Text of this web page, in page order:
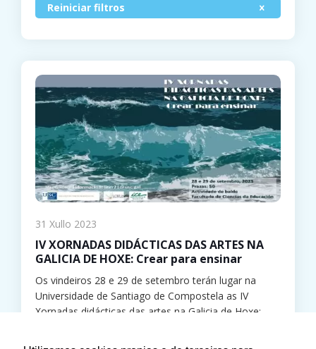
Reiniciar filtros
31 Xullo 2023
IV XORNADAS DIDÁCTICAS DAS ARTES NA
GALICIA DE HOXE: Crear para ensinar
Os vindeiros 28 e 29 de setembro terán lugar na
Universidade de Santiago de Compostela as IV
Xornadas didácticas das artes na Galicia de Hoxe: